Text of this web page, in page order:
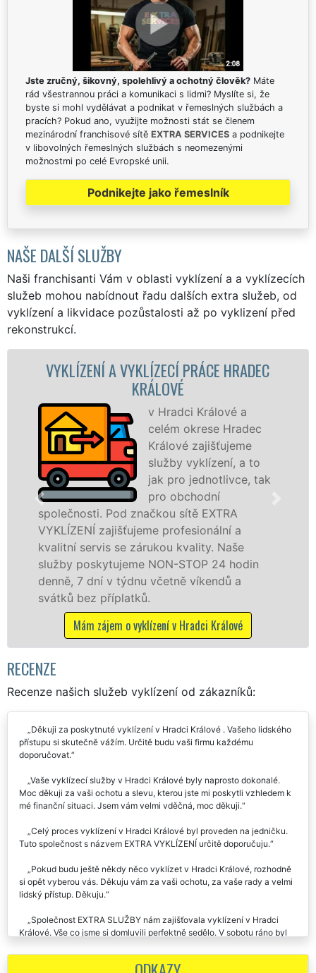
Jste zručný, šikovný, spolehlivý a ochotný člověk? Máte
rád všestrannou práci a komunikaci s lidmi? Myslíte si, že
byste si mohl vydělávat a podnikat v řemeslných službách a
pracích? Pokud ano, využijte možnosti stát se členem
mezinárodní franchisové sítě EXTRA SERVICES a podnikejte
v libovolných řemeslných službách s neomezenými
možnostmi po celé Evropské unii.
Podnikejte jako řemeslník
NAŠE DALŠÍ SLUŽBY
Naši franchisanti Vám v oblasti vyklízení a a vyklízecích
služeb mohou nabídnout řadu dalších extra služeb, od
vyklízení a likvidace pozůstalosti až po vyklizení před
rekonstrukcí.
VYKLÍZECÍ PRÁCE A SLUŽBY
Společnost EXTRA
VYKLÍZENÍ zajištuje
prostřednictvím
franchisových poboček
levné, přesto kvalitní a
profesionální vyklízecí
v Hradci Králové a okolí. Poskytujeme
službu jak fyzickým, tak právnickým
osobám se zárukou kvalitně odvedené
práce, a to NON-STOP bez dalších
Mám zájem o vyklízecí práce v Hradci Králové
RECENZE
Recenze našich služeb vyklízení od zákazníků:
Děkuji za poskytnuté vyklízení v Hradci Králové . Vašeho lidského
přístupu si skutečně vážím. Určitě budu vaši firmu každému
doporučovat.
Vaše vyklízecí služby v Hradci Králové byly naprosto dokonalé.
Moc děkuji za vaši ochotu a slevu, kterou jste mi poskytli vzhledem k
mé finanční situaci. Jsem vám velmi vděčná, moc děkuji.
Celý proces vyklízení v Hradci Králové byl proveden na jedničku.
Tuto společnost s názvem EXTRA VYKLÍZENÍ určitě doporučuju.
Pokud budu ještě někdy něco vyklízet v Hradci Králové, rozhodně
si opět vyberou vás. Děkuju vám za vaši ochotu, za vaše rady a velmi
lidský přístup. Děkuju.
Společnost EXTRA SLUŽBY nám zajišťovala vyklízení v Hradci
Králové. Vše co jsme si domluvili perfektně sedělo. V sobotu ráno byl
hodin. Výborná cena, profesionální přístup, perfektní domluva👍.